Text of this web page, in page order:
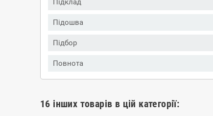
Підклад
Підошва
Підбор
Повнота
16 інших товарів в цій категорії: